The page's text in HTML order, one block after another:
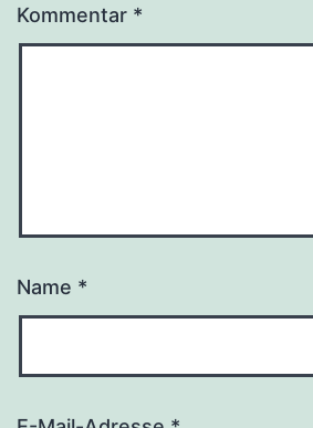
Kommentar *
Name *